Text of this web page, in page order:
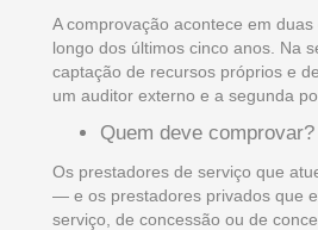
A comprovação acontece em
longo dos últimos cinco anos. Na
captação de recursos próprios e
um auditor externo e a segunda
Quem deve comprovar?
Os prestadores de serviço que
— e os prestadores privados que
serviço, de concessão ou de